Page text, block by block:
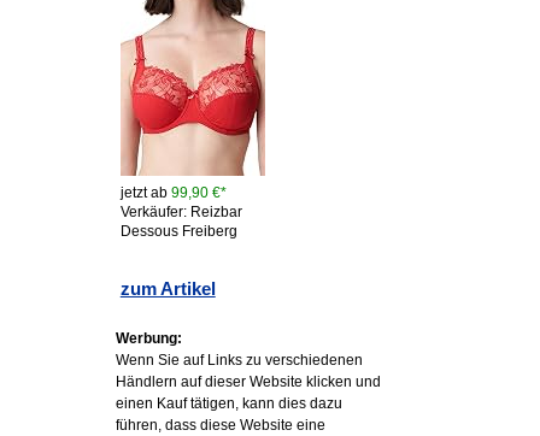
jetzt ab 99,90 €*
Verkäufer: Reizbar
Dessous Freiberg
zum Artikel
Werbung:
Wenn Sie auf Links zu verschiedenen
Händlern auf dieser Website klicken und
einen Kauf tätigen, kann dies dazu
führen, dass diese Website eine